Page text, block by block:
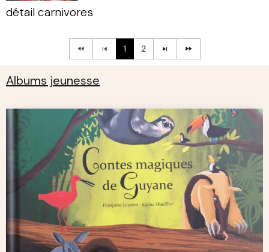
détail carnivores
1 2
Albums jeunesse